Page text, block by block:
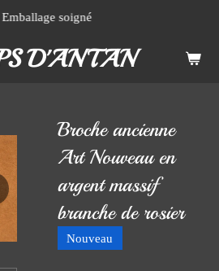
D'ANTAN
Emballage soigné
Broche ancienne
Art Nouveau en
argent massif
branche de rosier
Nouveau